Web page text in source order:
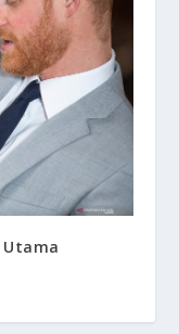
Utama